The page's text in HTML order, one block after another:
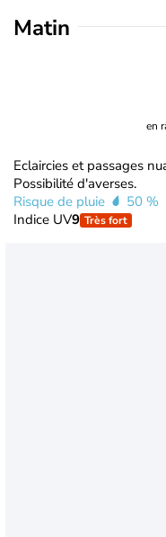
Matin
en
Eclaircies et passages
Possibilité d'averses.
Risque de pluie
50 %
Indice UV9 Très fort